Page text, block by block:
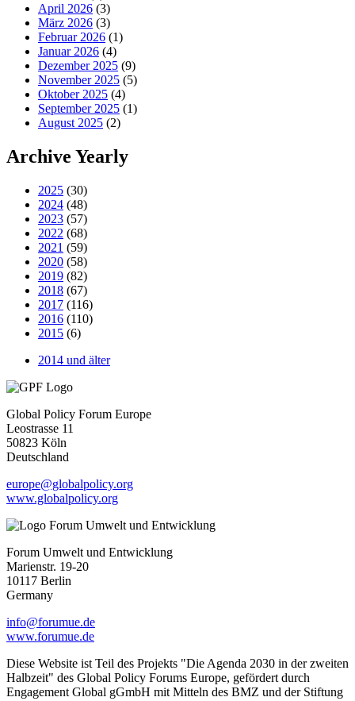
April 2026 (3)
März 2026 (3)
Februar 2026 (1)
Januar 2026 (4)
Dezember 2025 (9)
November 2025 (5)
Oktober 2025 (4)
September 2025 (1)
August 2025 (2)
Archive Yearly
2025 (30)
2024 (48)
2023 (57)
2022 (68)
2021 (59)
2020 (58)
2019 (82)
2018 (67)
2017 (116)
2016 (110)
2015 (6)
2014 und älter
Global Policy Forum Europe
Leostrasse 11
50823 Köln
Deutschland
europe@globalpolicy.org
www.globalpolicy.org
Forum Umwelt und Entwicklung
Marienstr. 19-20
10117 Berlin
Germany
info@forumue.de
www.forumue.de
Diese Website ist Teil des Projekts "Die Agenda 2030 in der zweiten
Halbzeit" des Global Policy Forums Europe, gefördert durch
Engagement Global gGmbH mit Mitteln des BMZ und der Stiftung